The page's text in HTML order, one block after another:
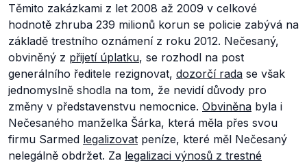
Těmito zakázkami z let 2008 až 2009 v celkové
hodnotě zhruba 239 milionů korun se policie zabývá na
základě trestního oznámení z roku 2012. Nečesaný,
obviněný z přijetí úplatku, se rozhodl na post
generálního ředitele rezignovat, dozorčí rada se však
jednomyslně shodla na tom, že nevidí důvody pro
změny v představenstvu nemocnice. Obviněna byla i
Nečesaného manželka Šárka, která měla přes svou
firmu Sarmed legalizovat peníze, které měl Nečesaný
nelegálně obdržet. Za legalizaci výnosů z trestné